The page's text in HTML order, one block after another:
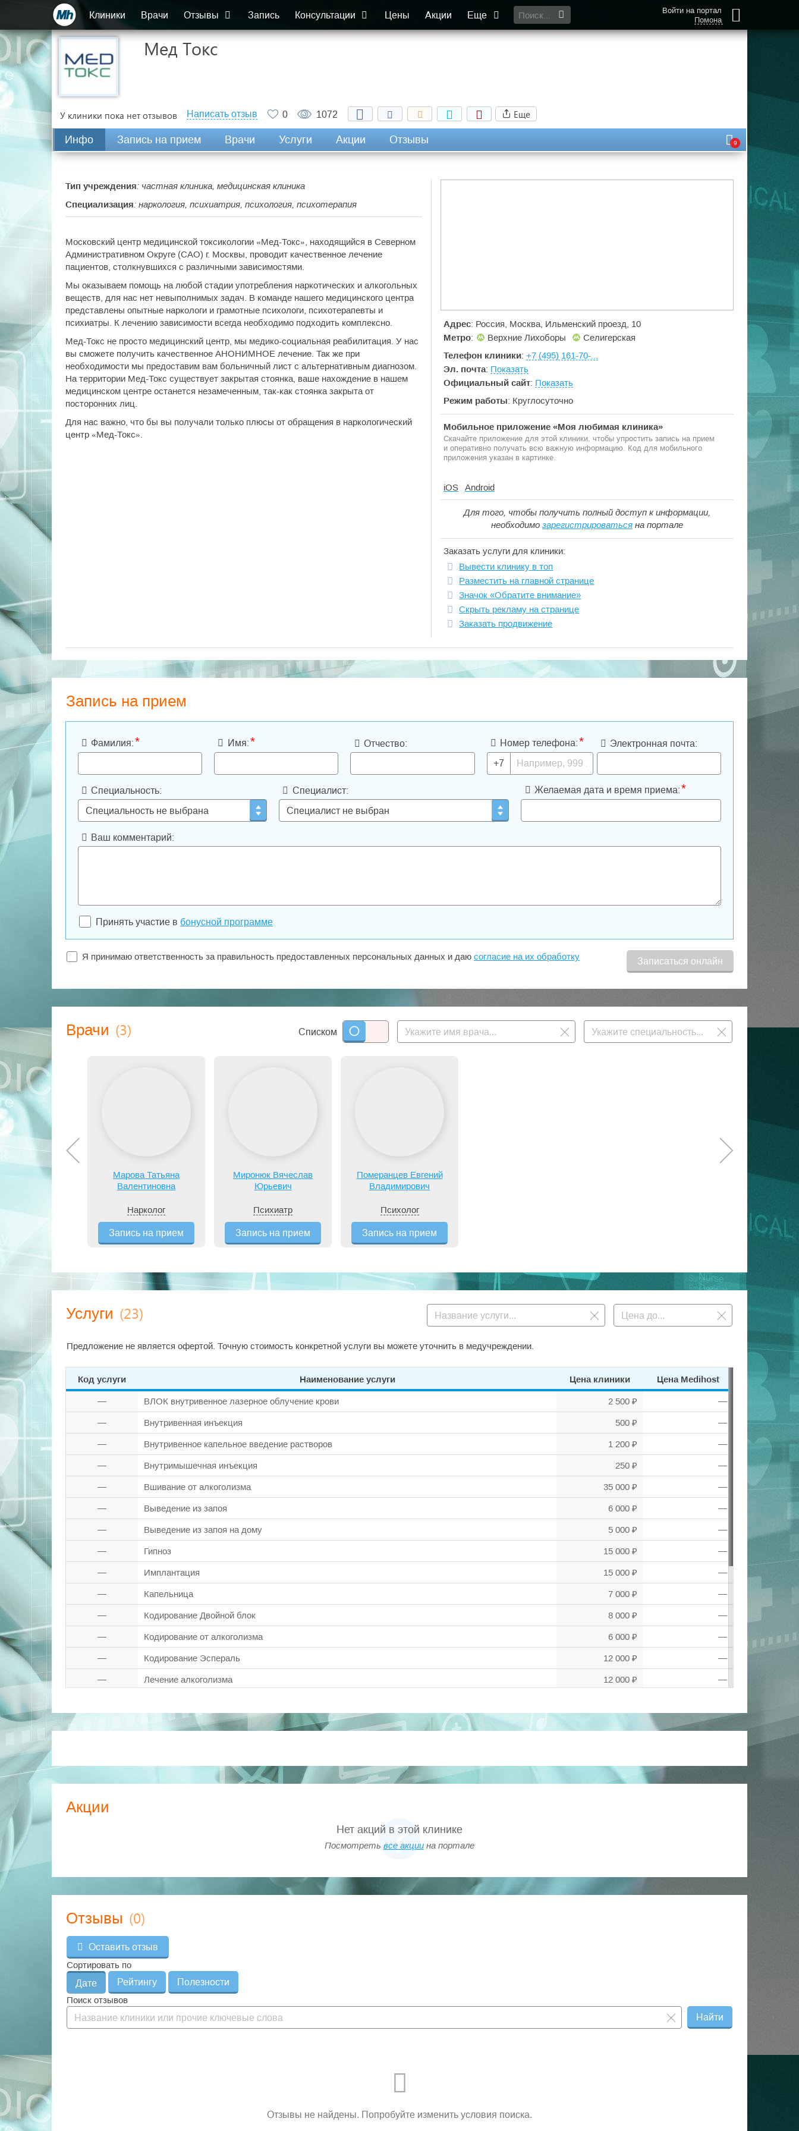
Клиники Врачи Отзывы Запись Консультации Цены Акции Еще
Войти на портал
Помона
Мед Токс
У клиники пока нет отзывов Написать отзыв 0 1072 Еще
Инфо Запись на прием Врачи Услуги Акции Отзывы 9
Адрес: Россия, Москва, Ильменский проезд, 10
Метро: Верхние Лихоборы
Селигерская
Телефон клиники: +7 (495) 161-70-...
Эл. почта: Показать
Официальный сайт: Показать
Режим работы: Круглосуточно
Мобильное приложение «Моя любимая клиника»
Скачайте приложение для этой клиники, чтобы упростить запись на прием
и оперативно получать всю важную информацию. Код для мобильного
приложения указан в картинке.
iOS Android
Для того, чтобы получить полный доступ к информации,
необходимо зарегистрироваться на портале
Заказать услуги для клиники:
Вывести клинику в топ
Разместить на главной странице
Значок «Обратите внимание»
Скрыть рекламу на странице
Заказать продвижение
Тип учреждения: частная клиника, медицинская клиника
Специализация: наркология, психиатрия, психология, психотерапия
Московский центр медицинской токсикологии «Мед-Токс», находящийся в Северном
Административном Округе (САО) г. Москвы, проводит качественное лечение
пациентов, столкнувшихся с различными зависимостями.
Мы оказываем помощь на любой стадии употребления наркотических и алкогольных
веществ, для нас нет невыполнимых задач. В команде нашего медицинского центра
представлены опытные наркологи и грамотные психологи, психотерапевты и
психиатры. К лечению зависимости всегда необходимо подходить комплексно.
Мед-Токс не просто медицинский центр, мы медико-социальная реабилитация. У нас
вы сможете получить качественное АНОНИМНОЕ лечение. Так же при
необходимости мы предоставим вам больничный лист с альтернативным диагнозом.
На территории Мед-Токс существует закрытая стоянка, ваше нахождение в нашем
медицинском центре останется незамеченным, так-как стоянка закрыта от
посторонних лиц.
Для нас важно, что бы вы получали только плюсы от обращения в наркологический
центр «Мед-Токс».
Запись на прием
Фамилия:* Имя:* Отчество: Номер телефона:*
+7
Электронная почта:
Специальность: Специалист: Желаемая дата и время приема:*
Ваш комментарий:
Принять участие в бонусной программе
Я принимаю ответственность за правильность предоставленных персональных данных и даю согласие на их обработку
Врачи (3) Списком
Марова Татьяна
Валентиновна
Нарколог
Запись на прием
Миронюк Вячеслав
Юрьевич
Психиатр
Запись на прием
Померанцев Евгений
Владимирович
Психолог
Запись на прием
Услуги (23)
Предложение не является офертой. Точную стоимость конкретной услуги вы можете уточнить в медучреждении.
Код услуги Наименование услуги Цена клиники Цена Medihost
— ВЛОК внутривенное лазерное облучение крови 2 500 ₽ —
— Внутривенная инъекция 500 ₽ —
— Внутривенное капельное введение растворов 1 200 ₽ —
— Внутримышечная инъекция 250 ₽ —
— Вшивание от алкоголизма 35 000 ₽ —
— Выведение из запоя 6 000 ₽ —
— Выведение из запоя на дому 5 000 ₽ —
— Гипноз 15 000 ₽ —
— Имплантация 15 000 ₽ —
— Капельница 7 000 ₽ —
— Кодирование Двойной блок 8 000 ₽ —
— Кодирование от алкоголизма 6 000 ₽ —
— Кодирование Эспераль 12 000 ₽ —
— Лечение алкоголизма 12 000 ₽ —
Медикаментозные методы
— Удаление дентальных имплантатов 10 000 ₽ —
— ЭКГ с расшифровкой 1 500 ₽ —
—
Акции
Нет акций в этой клинике
Посмотреть все акции на портале
Отзывы (0)
Оставить отзыв
Сортировать по
Дате
Рейтингу
Полезности
Поиск отзывов
Найти
Отзывы не найдены. Попробуйте изменить условия поиска.